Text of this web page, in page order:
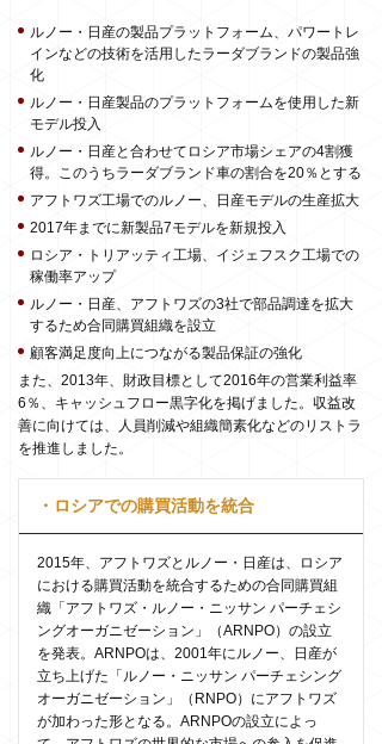
ルノー・日産の製品プラットフォーム、パワートレ
インなどの技術を活用したラーダブランドの製品強
化
ルノー・日産製品のプラットフォームを使用した新
モデル投入
ルノー・日産と合わせてロシア市場シェアの4割獲
得。このうちラーダブランド車の割合を20％とする
アフトワズ工場でのルノー、日産モデルの生産拡大
2017年までに新製品7モデルを新規投入
ロシア・トリアッティ工場、イジェフスク工場での
稼働率アップ
ルノー・日産、アフトワズの3社で部品調達を拡大
するため合同購買組織を設立
顧客満足度向上につながる製品保証の強化
また、2013年、財政目標として2016年の営業利益率
6％、キャッシュフロー黒字化を掲げました。収益改
善に向けては、人員削減や組織簡素化などのリストラ
を推進しました。
・ロシアでの購買活動を統合
2015年、アフトワズとルノー・日産は、ロシア
における購買活動を統合するための合同購買組
織「アフトワズ・ルノー・ニッサン パーチェシ
ングオーガニゼーション」（ARNPO）の設立
を発表。ARNPOは、2001年にルノー、日産が
立ち上げた「ルノー・ニッサン パーチェシング
オーガニゼーション」（RNPO）にアフトワズ
が加わった形となる。ARNPOの設立によっ